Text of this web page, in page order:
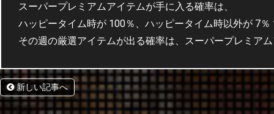
スーパープレミアムアイテムが手に入る確率は、
ハッピータイム時が 100％、ハッピータイム時以外が 7％
その週の厳選アイテムが出る確率は、スーパープレミア
新しい記事へ